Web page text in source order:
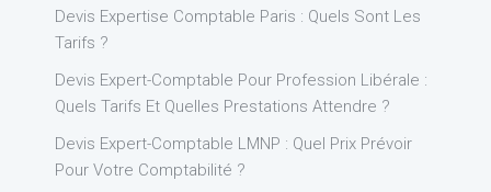
Devis Expertise Comptable Paris : Quels Sont Les
Tarifs ?
Devis Expert-Comptable Pour Profession Libérale :
Quels Tarifs Et Quelles Prestations Attendre ?
Devis Expert-Comptable LMNP : Quel Prix Prévoir
Pour Votre Comptabilité ?